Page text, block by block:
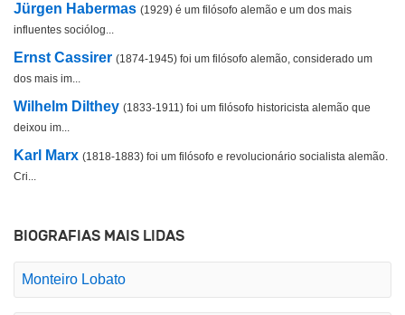
Jürgen Habermas (1929) é um filósofo alemão e um dos mais
influentes sociólog...
Ernst Cassirer (1874-1945) foi um filósofo alemão, considerado um
dos mais im...
Wilhelm Dilthey (1833-1911) foi um filósofo historicista alemão que
deixou im...
Karl Marx (1818-1883) foi um filósofo e revolucionário socialista alemão.
Cri...
BIOGRAFIAS MAIS LIDAS
Monteiro Lobato